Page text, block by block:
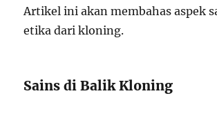
Artikel ini akan membahas aspek
etika dari kloning.
Sains di Balik Kloning